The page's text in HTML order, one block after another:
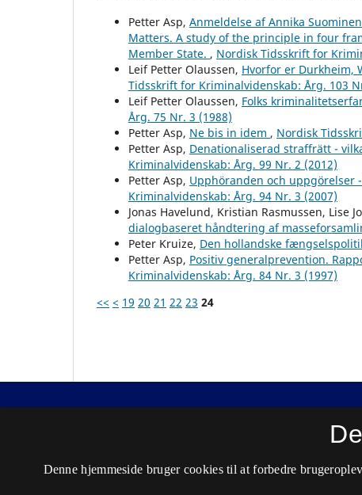
Petter Asp, Anmeldelse af Annika
Matters. A study of the principle in four
Member State. , Nordisk Tidsskrift for
Leif Petter Olaussen, Hvorfor er Durkheim,
Tidsskrift for Kriminalvidenskab: Årg. 103
Leif Petter Olaussen, Folks
Årg. 75 Nr. 3 (1988)
Petter Asp, Ne bis in idem , Nordisk
Petter Asp, Denationaliserad straffrätt -
Kriminalvidenskab: Årg. 99 Nr. 2 (2012)
Petter Asp, Upphöranden och uppgörelser
Kriminalvidenskab: Årg. 94 Nr. 3 (2007)
Jonas Havelund, Kristian Rasmussen, Lise
dialogbaseret håndtering af
Peter Kruize, Den hollandske
Petter Asp, Positiv generalprevention.
Kriminalvidenskab: Årg. 84 Nr. 3 (1997)
<< < 19 20 21 22 23 24
Nordisk Tidsskrift for Kriminalvidenskab
ISSN 2446-3051 (Online)
Denne hjemmeside bruger cookies til at forbedre